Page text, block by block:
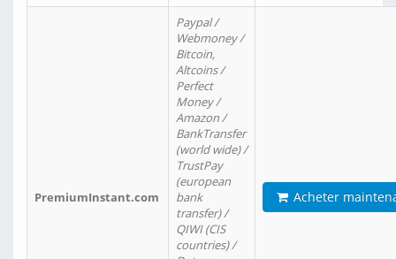
PremiumInstant.com
Paypal /
Webmoney /
Bitcoin,
Altcoins /
Perfect
Money /
Amazon /
BankTransfer
(world wide) /
TrustPay
(european
bank
transfer) /
QIWI (CIS
countries) /
Acheter